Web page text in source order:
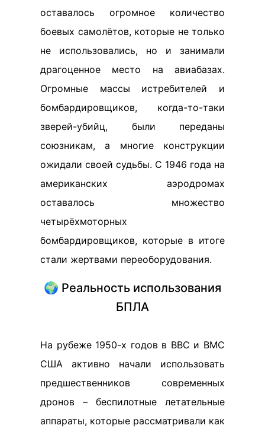
оставалось огромное количество
боевых самолётов, которые не только
не использовались, но и занимали
драгоценное место на авиабазах.
Огромные массы истребителей и
бомбардировщиков, когда-то-таки
зверей-убийц, были переданы
союзникам, а многие конструкции
ожидали своей судьбы. С 1946 года на
американских аэродромах
оставалось множество
четырёхмоторных
бомбардировщиков, которые в итоге
стали жертвами переоборудования.
🌍 Реальность использования
БПЛА
На рубеже 1950-х годов в ВВС и ВМС
США активно начали использовать
предшественников современных
дронов – беспилотные летательные
аппараты, которые рассматривали как